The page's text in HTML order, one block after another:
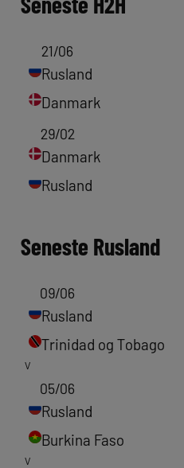
21/06
Rusland
Danmark
29/02
Danmark
Rusland
Seneste Rusland
09/06
Rusland
Trinidad og Tobago
V
05/06
Rusland
Burkina Faso
V